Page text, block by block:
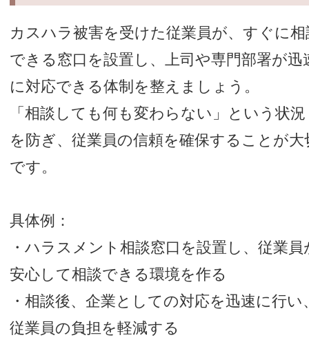
カスハラ被害を受けた従業員が、すぐに相
できる窓口を設置し、上司や専門部署が迅
に対応できる体制を整えましょう。
「相談しても何も変わらない」という状況
を防ぎ、従業員の信頼を確保することが大
です。
具体例：
・ハラスメント相談窓口を設置し、従業員
安心して相談できる環境を作る
・相談後、企業としての対応を迅速に行い
従業員の負担を軽減する